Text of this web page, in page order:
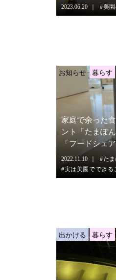
2023.06.20 美
お知らせ 暮らす
家庭で余った
ント「たまぽ
「フードシェ
2022.11.10
た
実は美園でできる
出かける 暮らす